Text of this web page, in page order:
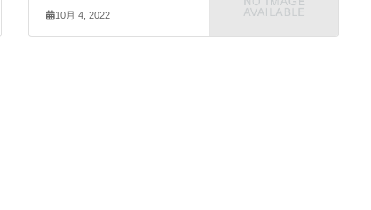
10月 4, 2022